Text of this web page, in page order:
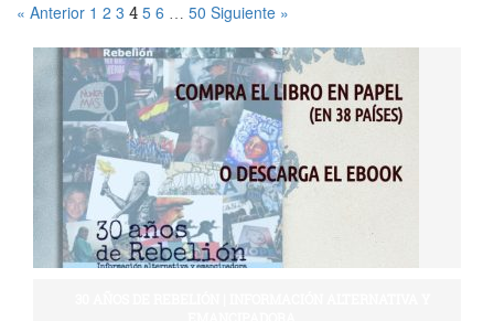
« Anterior 1 2 3 4 5 6 … 50 Siguiente »